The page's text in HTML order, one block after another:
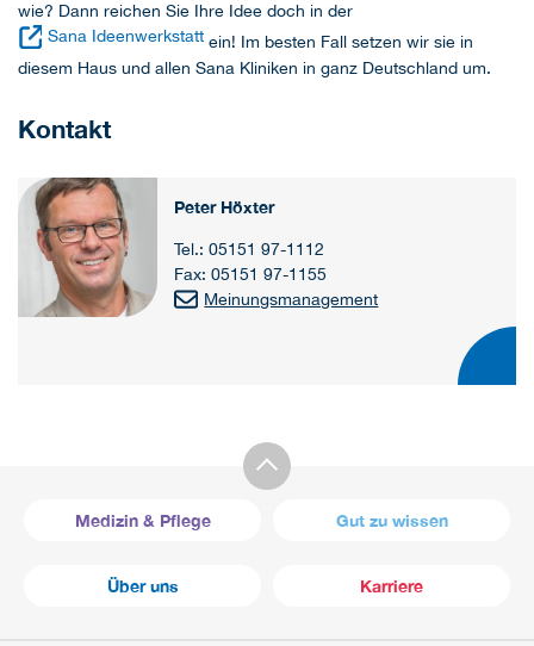
wie? Dann reichen Sie Ihre Idee doch in der
Sana Ideenwerkstatt ein! Im besten Fall setzen wir sie in
diesem Haus und allen Sana Kliniken in ganz Deutschland um.
Kontakt
Peter Höxter
Tel.: 05151 97-1112
Fax: 05151 97-1155
Meinungsmanagement
Medizin & Pflege Gut zu wissen
Über uns Karriere